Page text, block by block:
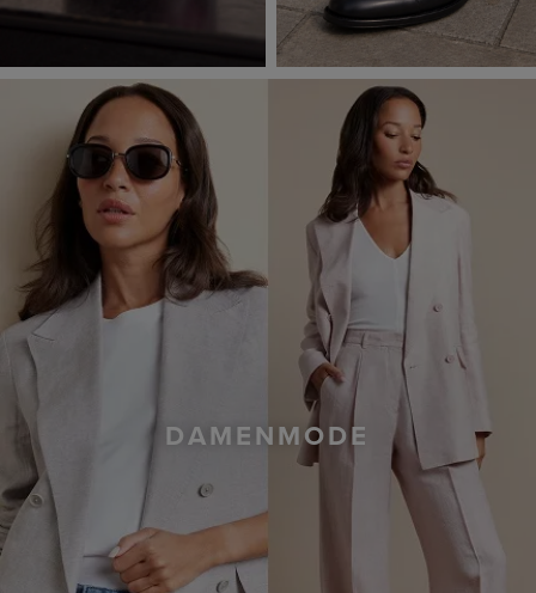
DAMENMODE